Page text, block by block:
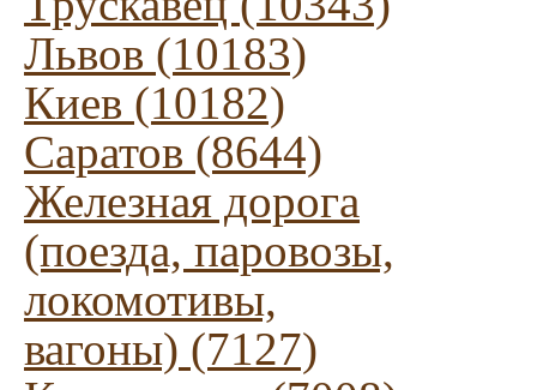
Львов (10183)
Киев (10182)
Саратов (8644)
Железная дорога
(поезда, паровозы,
локомотивы,
вагоны) (7127)